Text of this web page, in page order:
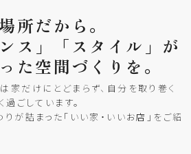
場所だから。
ス」
「スタイル」が
た空間づくりを。
家だけにとどまらず、自分を取り巻く
過ごしています。
が詰まった「いい家・いいお店」をご紹